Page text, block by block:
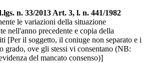
n. 33/2013 Art. 3, l. n. 441/1982
le variazioni della situazione
nell'anno precedente e copia della
[Per il soggetto, il coniuge non separato e i
grado, ove gli stessi vi consentano (NB:
del mancato consenso)]